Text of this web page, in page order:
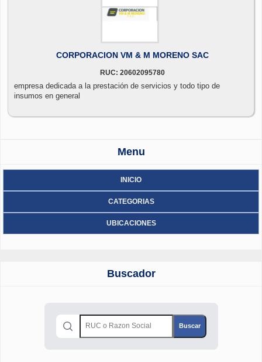
CORPORACION VM & M MORENO SAC
RUC: 20602095780
empresa dedicada a la prestación de servicios y todo tipo de
insumos en general
Menu
INICIO
CATEGORIAS
UBICACIONES
Buscador